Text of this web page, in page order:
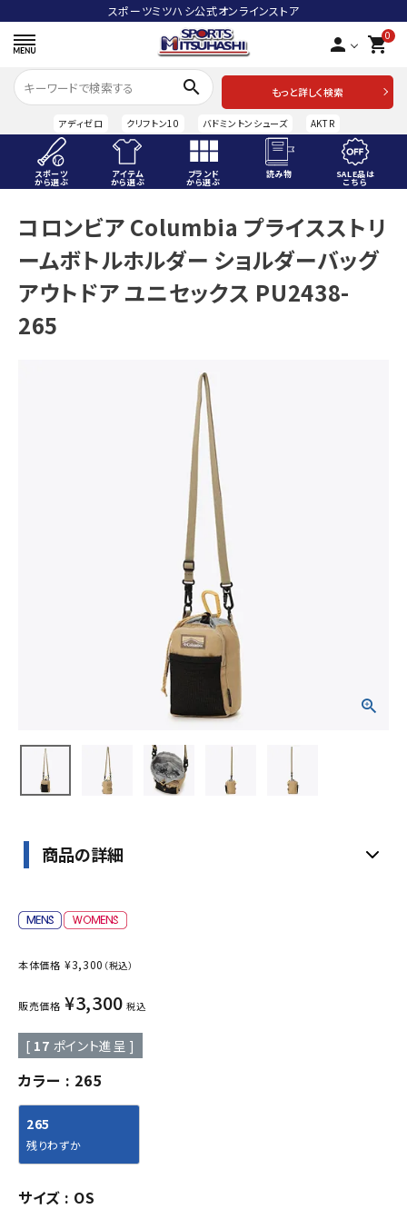
スポーツミツハシ公式オンラインストア
person 0
shopping_cart
search
もっと詳しく検索
アディゼロ クリフトン10 バドミントンシューズ AKTR
スポーツ
から選ぶ
アイテム
から選ぶ
ブランド
から選ぶ
読み物 SALE品は
こちら
ACCOUNT MENU
ようこそ ゲスト 様
meeting_room ログイン person 会員登録
スポーツから選ぶ
コロンビア Columbia プライスストリ
ームボトルホルダー ショルダーバッグ
アウトドア ユニセックス PU2438-
265
商品の詳細
本体価格 ¥3,300 （税込）
販売価格 ¥3,300 税込
[ 17 ポイント進呈 ]
カラー 265
265
残りわずか
サイズ OS